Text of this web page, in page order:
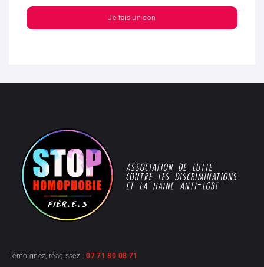
Je fais un don
Témoignez, réagissez :07 71 80 08 71